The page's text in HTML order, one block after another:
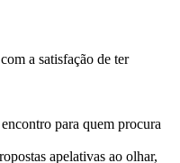
a satisfação de ter
para quem procura
apelativas ao olhar,